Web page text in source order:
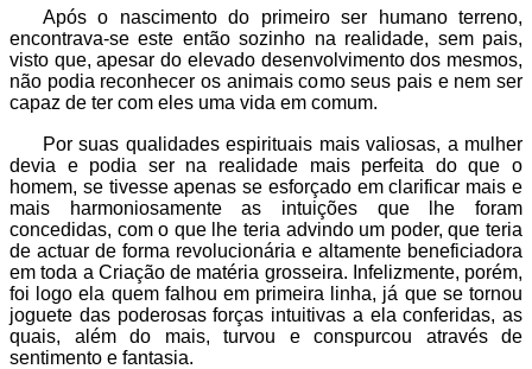
Após o nascimento do primeiro ser humano terreno,
encontrava-se este então sozinho na realidade, sem pais,
visto que, apesar do elevado desenvolvimento dos mesmos,
não podia reconhecer os animais como seus pais e nem ser
capaz de ter com eles uma vida em comum.
Por suas qualidades espirituais mais valiosas, a mulher
devia e podia ser na realidade mais perfeita do que o
homem, se tivesse apenas se esforçado em clarificar mais e
mais harmoniosamente as intuições que lhe foram
concedidas, com o que lhe teria advindo um poder, que teria
de actuar de forma revolucionária e altamente beneficiadora
em toda a Criação de matéria grosseira. Infelizmente, porém,
foi logo ela quem falhou em primeira linha, já que se tornou
joguete das poderosas forças intuitivas a ela conferidas, as
quais, além do mais, turvou e conspurcou através de
sentimento e fantasia.